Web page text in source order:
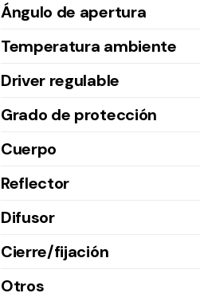
Ángulo de apertura
Temperatura ambiente
Driver regulable
Grado de protección
Cuerpo
Reflector
Difusor
Cierre/fijación
Otros